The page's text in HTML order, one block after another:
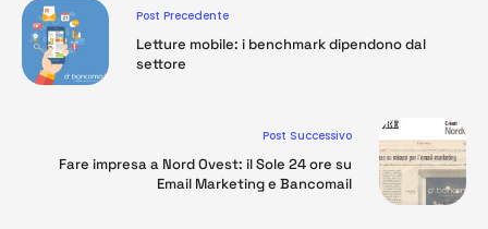
Post Precedente
Letture mobile: i benchmark dipendono dal
settore
Post Successivo
Fare impresa a Nord Ovest: il Sole 24 ore su
Email Marketing e Bancomail